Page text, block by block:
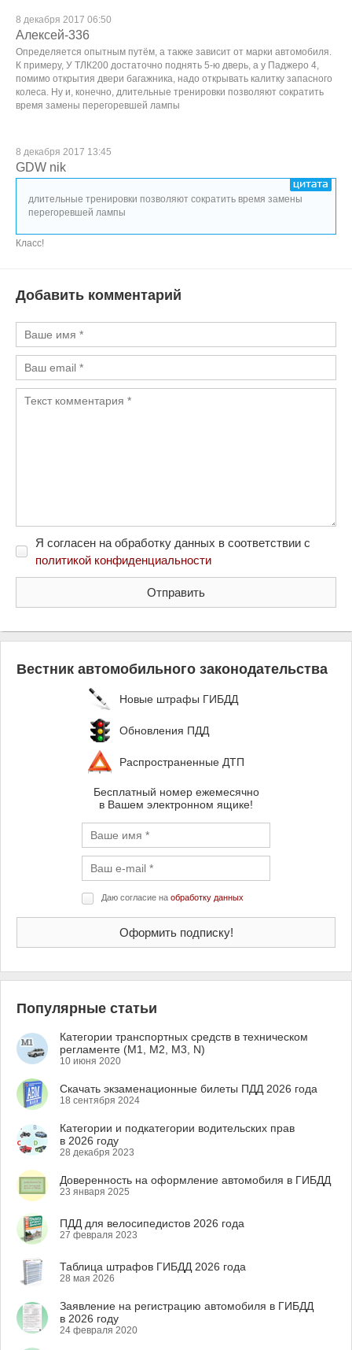
8 декабря 2017 06:50
Алексей-336
Определяется опытным путём, а также зависит от марки автомобиля.
К примеру, У ТЛК200 достаточно поднять 5-ю дверь, а у Паджеро 4,
помимо открытия двери багажника, надо открывать калитку запасного
колеса. Ну и, конечно, длительные тренировки позволяют сократить
время замены перегоревшей лампы
8 декабря 2017 13:45
GDW nik
длительные тренировки позволяют сократить время замены
перегоревшей лампы
Класс!
Добавить комментарий
Я согласен на обработку данных в соответствии с
политикой конфиденциальности
Вестник автомобильного законодательства
Новые штрафы ГИБДД
Обновления ПДД
Распространенные ДТП
Бесплатный номер ежемесячно
в Вашем электронном ящике!
Даю согласие на обработку данных
Популярные статьи
Категории транспортных средств в техническом
регламенте (M1, M2, M3, N)
10 июня 2020
Скачать экзаменационные билеты ПДД 2026 года
18 сентября 2024
Категории и подкатегории водительских прав
в 2026 году
28 декабря 2023
Доверенность на оформление автомобиля в ГИБДД
23 января 2025
ПДД для велосипедистов 2026 года
27 февраля 2023
Таблица штрафов ГИБДД 2026 года
28 мая 2026
Заявление на регистрацию автомобиля в ГИБДД
в 2026 году
24 февраля 2020